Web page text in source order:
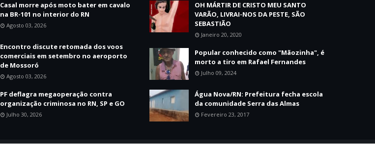
Casal morre após moto bater em cavalo
na BR-101 no interior do RN
Agosto 03, 2026
Encontro discute retomada dos voos
comerciais em setembro no aeroporto
de Mossoró
Agosto 03, 2026
PF deflagra megaoperação contra
organização criminosa no RN, SP e GO
Julho 30, 2026
OH MÁRTIR DE CRISTO MEU SANTO
VARÃO, LIVRAI-NOS DA PESTE, SÃO
SEBASTIÃO
Janeiro 20, 2020
Popular conhecido como "Mãozinha", é
morto a tiro em Rafael Fernandes
Julho 09, 2024
Água Nova/RN: Prefeitura fecha escola
da comunidade Serra das Almas
Fevereiro 23, 2017